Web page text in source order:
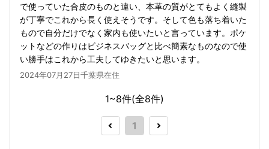
で使っていた合皮のものと違い、本革の質がとてもよく縫製
が丁寧でこれから長く使えそうです。そして色も落ち着いた
もので自分だけでなく家内も使いたいと言っています。ポケ
ットなどの作りはビジネスバッグと比べ簡素なものなので使
い勝手はこれから工夫してゆきたいと思います。
2024年07月27日千葉県在住
1~8件(全8件)
1